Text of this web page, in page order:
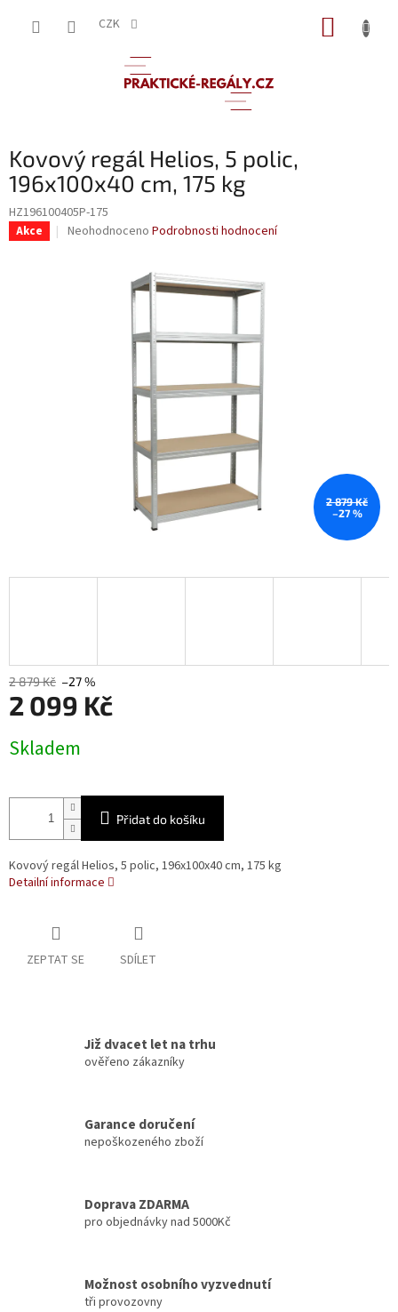
CZK
Kovový regál Helios, 5 polic,
196x100x40 cm, 175 kg
HZ196100405P-175
Akce
Průměrné
Neohodnoceno Podrobnosti hodnocení
2 879 Kč
–27 %
2 879 Kč –27 %
2 099 Kč
cena:
Skladem
Přidat do košíku
Kovový regál Helios, 5 polic, 196x100x40 cm, 175 kg
Detailní informace
ZEPTAT SE SDÍLET
Již dvacet let na trhu
ověřeno zákazníky
Garance doručení
nepoškozeného zboží
Doprava ZDARMA
pro objednávky nad 5000Kč
Možnost osobního vyzvednutí
tři provozovny